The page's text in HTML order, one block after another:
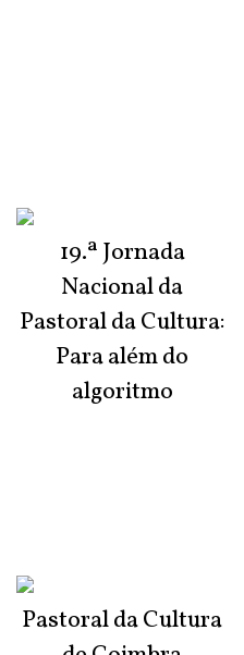
19.ª Jornada
Nacional da
Pastoral da Cultura:
Para além do
algoritmo
Pastoral da Cultura